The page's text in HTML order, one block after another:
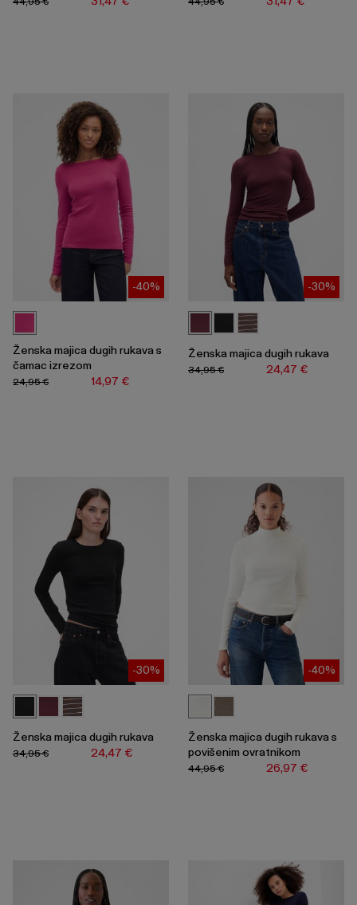
-40%
Ženska majica dugih rukava s
čamac izrezom
14,97 €
24,95 €
-30%
Ženska majica dugih rukava
24,47 €
34,95 €
-30%
Ženska majica dugih rukava
24,47 €
34,95 €
-40%
Ženska majica dugih rukava s
povišenim ovratnikom
26,97 €
44,95 €